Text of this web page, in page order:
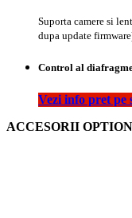
Suporta camere si
dupa update
Control al
Vezi info pret pe
ACCESORII